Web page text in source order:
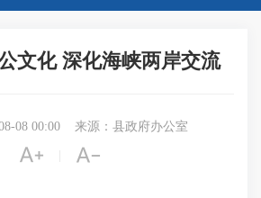
文化 深化海峡两岸交流
08 00:00 来源：县政府办公室
 